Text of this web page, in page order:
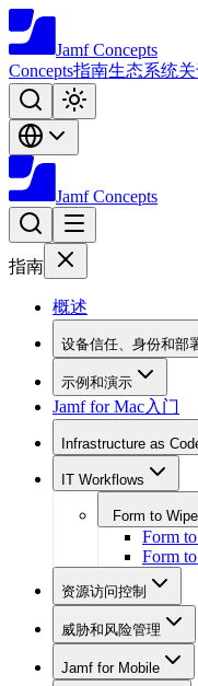
Jamf Concepts
Concepts指南生态系统
Jamf Concepts
指南
概述
设备信任、身份和部
示例和演示
Jamf for Mac入门
Infrastructure as
IT Workflows
Form to Wipe
Form
Form
资源访问控制
威胁和风险管理
Jamf for Mobile